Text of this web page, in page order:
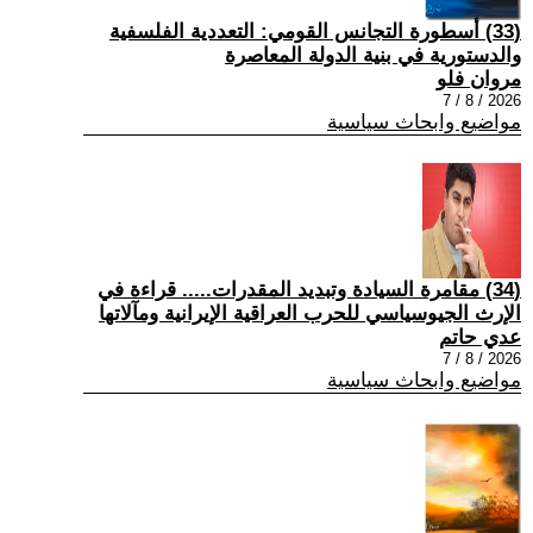
(33) أسطورة التجانس القومي: التعددية الفلسفية
والدستورية في بنية الدولة المعاصرة
مروان فلو
2026 / 8 / 7
مواضيع وابحاث سياسية
(34) مقامرة السيادة وتبديد المقدرات..... قراءة في
الإرث الجيوسياسي للحرب العراقية الإيرانية ومآلاتها
عدي حاتم
2026 / 8 / 7
مواضيع وابحاث سياسية